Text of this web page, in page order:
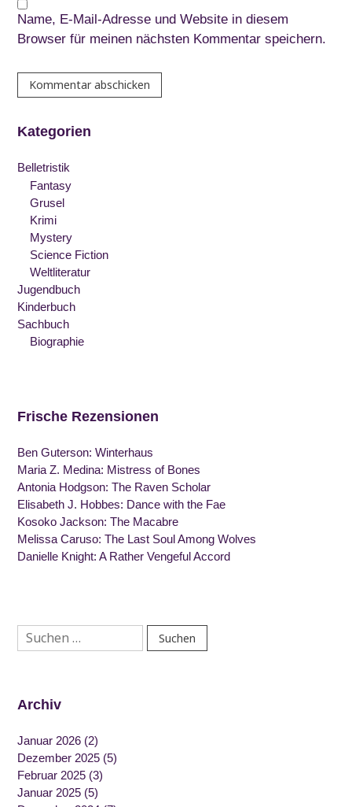
Name, E-Mail-Adresse und Website in diesem
Browser für meinen nächsten Kommentar speichern.
Kategorien
Belletristik
Fantasy
Grusel
Krimi
Mystery
Science Fiction
Weltliteratur
Jugendbuch
Kinderbuch
Sachbuch
Biographie
Frische Rezensionen
Ben Guterson: Winterhaus
Maria Z. Medina: Mistress of Bones
Antonia Hodgson: The Raven Scholar
Elisabeth J. Hobbes: Dance with the Fae
Kosoko Jackson: The Macabre
Melissa Caruso: The Last Soul Among Wolves
Danielle Knight: A Rather Vengeful Accord
Suchen
nach:
Archiv
Januar 2026 (2)
Dezember 2025 (5)
Februar 2025 (3)
Januar 2025 (5)